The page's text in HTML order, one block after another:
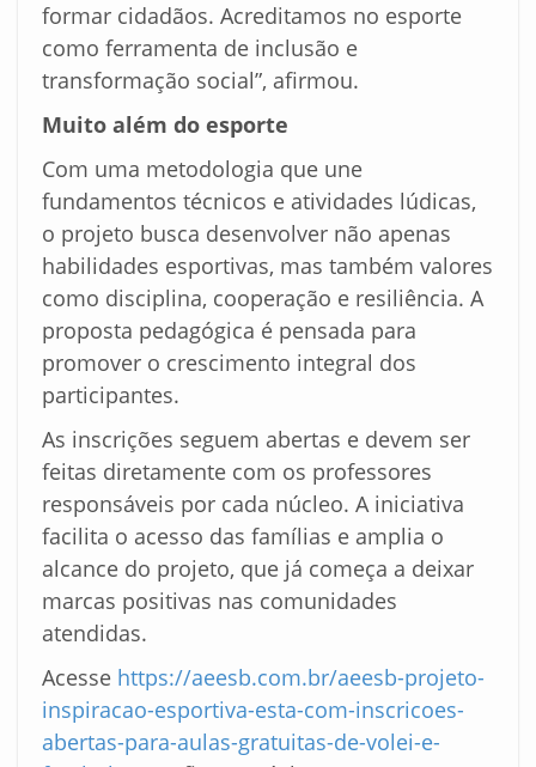
formar cidadãos. Acreditamos no esporte
como ferramenta de inclusão e
transformação social”, afirmou.
Muito além do esporte
Com uma metodologia que une
fundamentos técnicos e atividades lúdicas,
o projeto busca desenvolver não apenas
habilidades esportivas, mas também valores
como disciplina, cooperação e resiliência. A
proposta pedagógica é pensada para
promover o crescimento integral dos
participantes.
As inscrições seguem abertas e devem ser
feitas diretamente com os professores
responsáveis por cada núcleo. A iniciativa
facilita o acesso das famílias e amplia o
alcance do projeto, que já começa a deixar
marcas positivas nas comunidades
atendidas.
Acesse https://aeesb.com.br/aeesb-projeto-
inspiracao-esportiva-esta-com-inscricoes-
abertas-para-aulas-gratuitas-de-volei-e-